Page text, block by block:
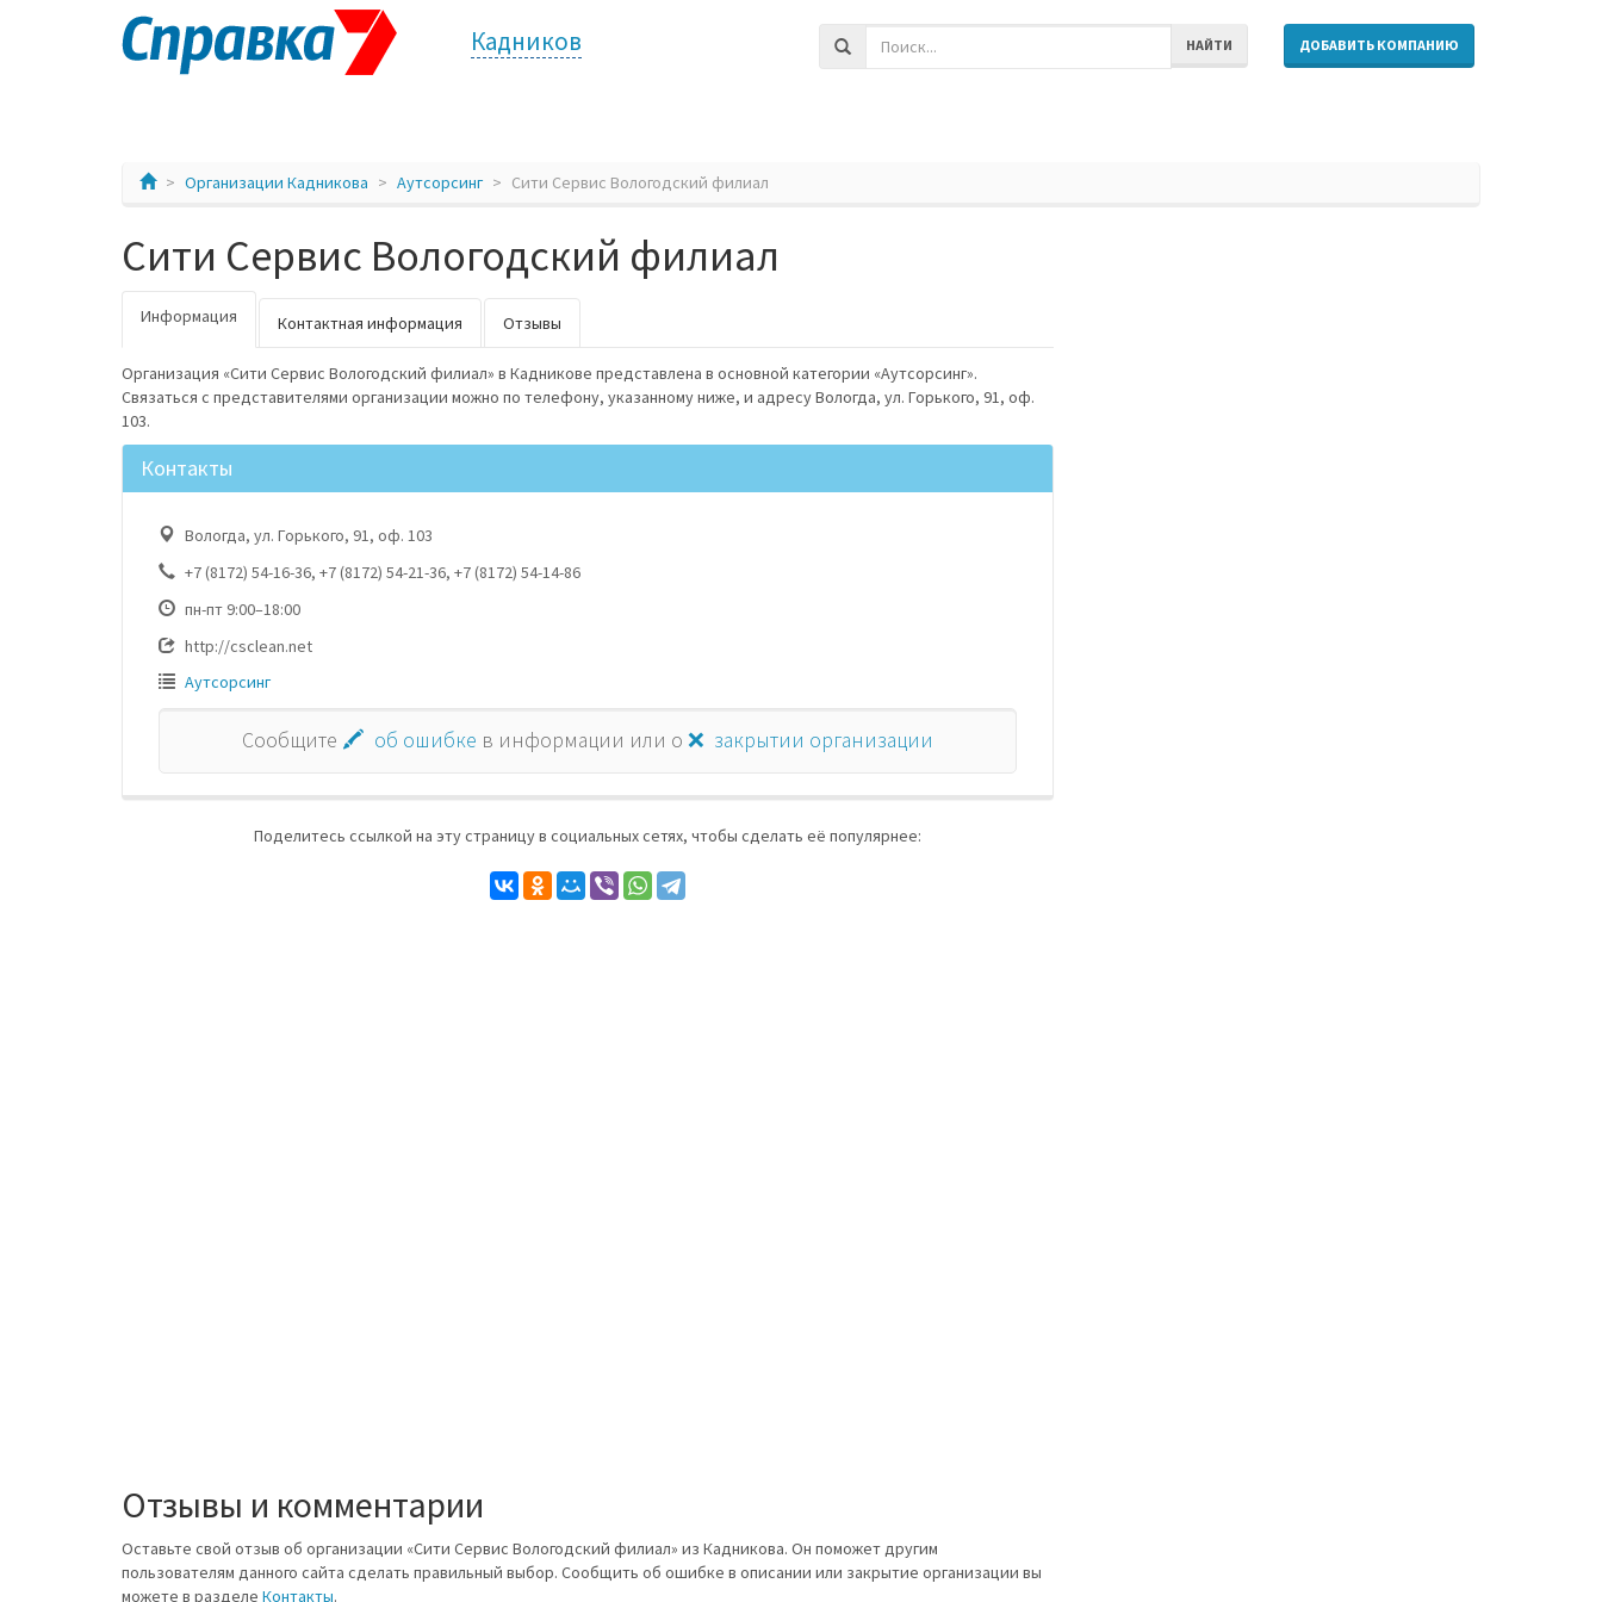
Кадников НАЙТИ ДОБАВИТЬ КОМПАНИЮ
Организации Кадникова Аутсорсинг Сити Сервис Вологодский филиал
Сити Сервис Вологодский филиал
Информация Контактная информация Отзывы
Организация «Сити Сервис Вологодский филиал» в Кадникове представлена в основной категории «Аутсорсинг».
Связаться с представителями организации можно по телефону, указанному ниже, и адресу Вологда, ул. Горького, 91, оф.
103.
Контакты
Вологда, ул. Горького, 91, оф. 103
+7 (8172) 54-16-36, +7 (8172) 54-21-36, +7 (8172) 54-14-86
пн-пт 9:00–18:00
http://csclean.net
Аутсорсинг
Сообщите 🖍 об ошибке в информации или о❌ закрытии организации
Поделитесь ссылкой на эту страницу в социальных сетях, чтобы сделать её популярнее:
Отзывы и комментарии
Оставьте свой отзыв об организации «Сити Сервис Вологодский филиал» из Кадникова. Он поможет другим
пользователям данного сайта сделать правильный выбор. Сообщить об ошибке в описании или закрытие организации вы
можете в разделе Контакты.